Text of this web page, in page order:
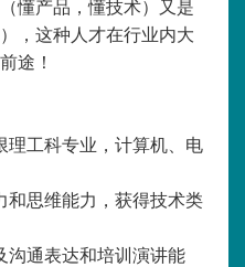
懂产品，懂技术）又是
，这种人才在行业内大
途！
理工科专业，计算机、电
和思维能力，获得技术类
沟通表达和培训演讲能